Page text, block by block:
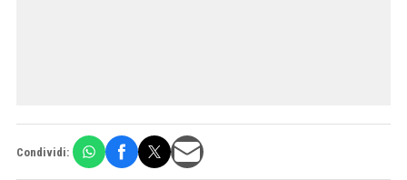
Condividi: